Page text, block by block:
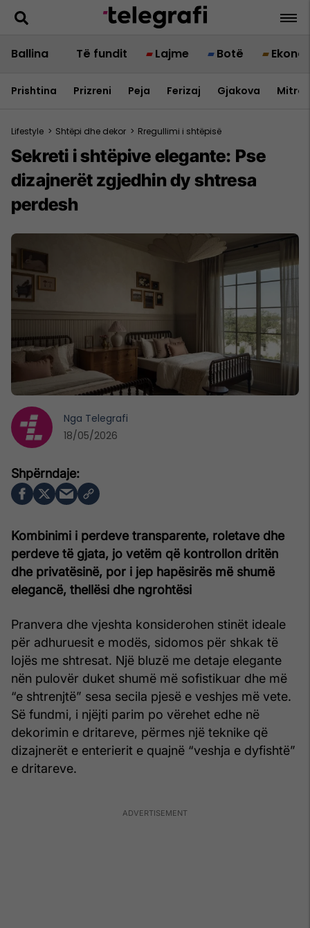
Ballina Të fundit Lajme Botë
Prishtina Prizreni Peja Ferizaj Gjakova
Lifestyle > Shtëpi dhe dekor > Rregullimi i shtëpisë
Sekreti i shtëpive elegante: Pse
dizajnerët zgjedhin dy shtresa
perdesh
Kombinimi i perdeve transparente, roletave dhe
perdeve të gjata, jo vetëm që kontrollon dritën
dhe privatësinë, por i jep hapësirës më shumë
elegancë, thellësi dhe ngrohtësi
Pranvera dhe vjeshta konsiderohen stinët ideale
për adhuruesit e modës, sidomos për shkak të
lojës me shtresat. Një bluzë me detaje elegante
nën pulovër duket shumë më sofistikuar dhe më
“e shtrenjtë” sesa secila pjesë e veshjes më vete.
Së fundmi, i njëjti parim po vërehet edhe në
dekorimin e dritareve, përmes një teknike që
dizajnerët e enterierit e quajnë “veshja e dyfishtë”
e dritareve.
Nga Telegrafi
18/05/2026